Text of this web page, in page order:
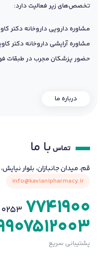
تخصص‌های زیر فعالیت دارد:
مشاوره دارویی داروخانه دکتر
مشاوره آرایشی داروخانه دکتر
حضور پزشکان مجرب در طبقات
درباره ما
تماس با ما
قم، میدان جانبازان، بلوار
info@kavianipharmacy.ir
0253 7741900
پشتیبانی سریع